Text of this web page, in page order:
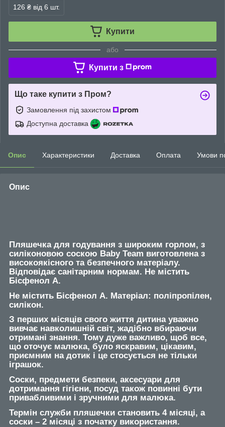
126 ₴ від 6 шт.
Купити
або
Купити з
Що таке купити з Пром?
Замовлення під захистом
Доступна доставка
Опис Характеристики Доставка Оплата Умови
Опис
Пляшечка для годування з широким горлом, з
силіконовою соскою Baby Team виготовлена з
високоякісного та безпечного матеріалу.
Відповідає санітарним нормам. Не містить
Бісфенол А.
Не містить Бісфенол А. Матеріал: поліпропілен,
силікон.
З перших місяців свого життя дитина уважно
вивчає навколишній світ, жадібно вбираючи
отримані знання. Тому дуже важливо, щоб все,
що оточує малюка, було яскравим, цікавим,
приємним на дотик і це стосується не тільки
іграшок.
Соски, предмети безпеки, аксесуари для
дотримання гігієни, посуд також повинні бути
привабливими і зручними для малюка.
Термін служби пляшечки становить 4 місяці, а
соски – 2 місяці з початку використання.